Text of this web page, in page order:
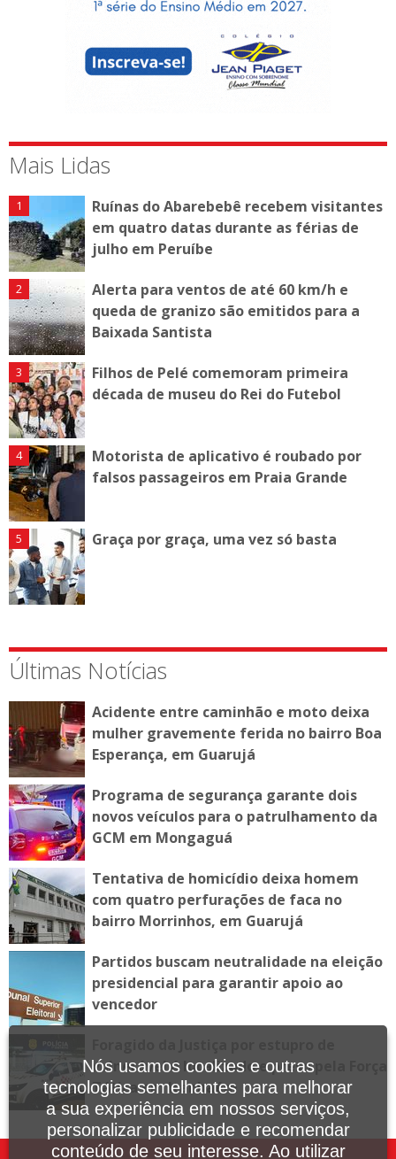
Mais Lidas
Ruínas do Abarebebê recebem visitantes
em quatro datas durante as férias de
julho em Peruíbe
Alerta para ventos de até 60 km/h e
queda de granizo são emitidos para a
Baixada Santista
Filhos de Pelé comemoram primeira
década de museu do Rei do Futebol
Motorista de aplicativo é roubado por
falsos passageiros em Praia Grande
Graça por graça, uma vez só basta
Últimas Notícias
Acidente entre caminhão e moto deixa
mulher gravemente ferida no bairro Boa
Esperança, em Guarujá
Programa de segurança garante dois
novos veículos para o patrulhamento da
GCM em Mongaguá
Tentativa de homicídio deixa homem
com quatro perfurações de faca no
bairro Morrinhos, em Guarujá
Partidos buscam neutralidade na eleição
presidencial para garantir apoio ao
vencedor
vulnerável é localizado e preso pela Força
Tática em Itanhaém
Nós usamos cookies e outras
tecnologias semelhantes para melhorar
a sua experiência em nossos serviços,
personalizar publicidade e recomendar
conteúdo de seu interesse. Ao utilizar